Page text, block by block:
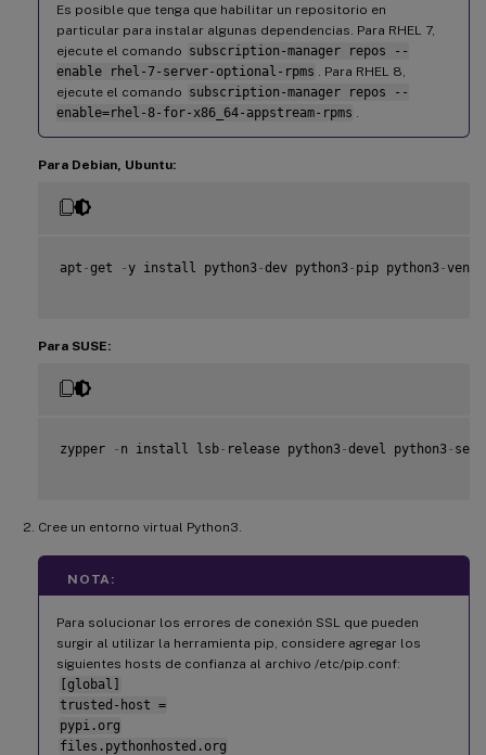
Es posible que tenga que habilitar un repositorio en
particular para instalar algunas dependencias. Para RHEL 7,
ejecute el comando subscription-manager repos --
enable rhel-7-server-optional-rpms
. Para RHEL 8,
ejecute el comando subscription-manager repos --
enable=rhel-8-for-x86_64-appstream-rpms
Para Debian, Ubuntu:
apt -get -y install python3-dev python3- pip python3-venv
Para SUSE:
zypper - n install lsb- release python3-devel python3-
Cree un entorno virtual Python3.
NOTA:
Para solucionar los errores de conexión SSL que pueden
surgir al utilizar la herramienta pip, considere agregar los
siguientes hosts de confianza al archivo /etc/pip.conf:
[global]
trusted-host =
pypi.org
files.pythonhosted.org